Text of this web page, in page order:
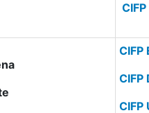
CIFP
CIFP
CIFP